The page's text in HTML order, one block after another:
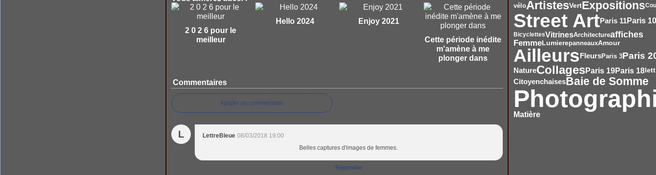
2 0 2 6 pour le
meilleur
Hello 2024 Enjoy 2021
Cette période inédite
m'amène à me
plonger dans
Commentaires
Ajouter un commentaire
L LettreBleue 08/03/2018 19:00
Belles captures d'images de femmes.
Répondre
véloArtistesVertExpositions
Street ArtParis 11Paris 10
BicyclettesVitrinesArchitectureaffiches
Femme LumierepanneauxAmour
Ailleurs FleursParis 3Paris
NatureCollagesParis 19Paris 18
CitoyenchaisesBaie de Somme
Matière